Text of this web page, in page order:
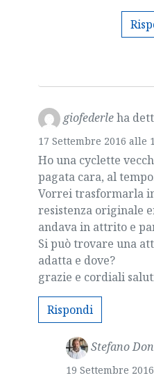
giofederleha
17 Settembre 2016 alle
Ho una cyclette
pagata cara, al
Vorrei trasformarla
resistenza originale
andava in attrito e
Si può trovare una
adatta e dove?
grazie e cordiali
Rispondi
Stefano
19 Settembre